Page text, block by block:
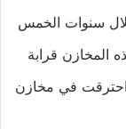
سنوات الخمس
المخازن قرابة
أكثر من 12 ألف طن احترقت في مخازن